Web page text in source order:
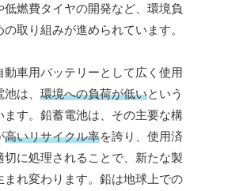
燃費タイヤの開発など、環境負
取り組みが進められています。
動車用バッテリーとして広く使用
は、 環境への負荷が低いという
ます。鉛蓄電池は、その主要な構
高いリサイクル率を誇り、使用済
切に処理されることで、新たな製
まれ変わります。鉛は地球上での